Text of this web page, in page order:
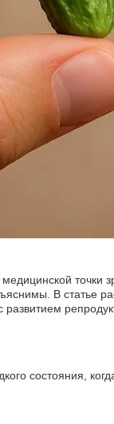
точки
В статье
состояния,